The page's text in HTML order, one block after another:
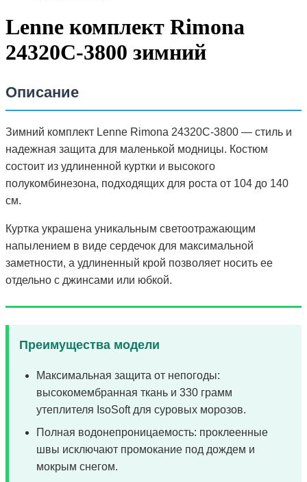
Lenne комплект Rimona
24320C-3800 зимний
Описание
Зимний комплект Lenne Rimona 24320C-3800 — стиль и
надежная защита для маленькой модницы. Костюм
состоит из удлиненной куртки и высокого
полукомбинезона, подходящих для роста от 104 до 140
см.
Куртка украшена уникальным светоотражающим
напылением в виде сердечок для максимальной
заметности, а удлиненный крой позволяет носить ее
отдельно с джинсами или юбкой.
Преимущества модели
Максимальная защита от непогоды:
высокомембранная ткань и 330 грамм
утеплителя IsoSoft для суровых морозов.
Полная водонепроницаемость: проклеенные
швы исключают промокание под дождем и
мокрым снегом.